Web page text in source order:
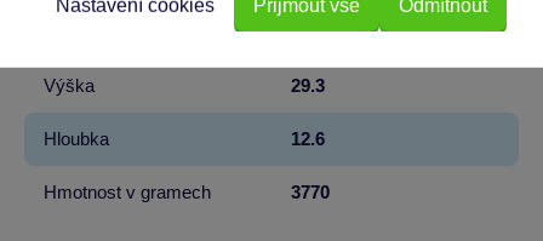
100.5
Výška 29.3
Hloubka 12.6
Hmotnost v gramech 3770
Odmítnout
Nastavení cookies Přijmout vše